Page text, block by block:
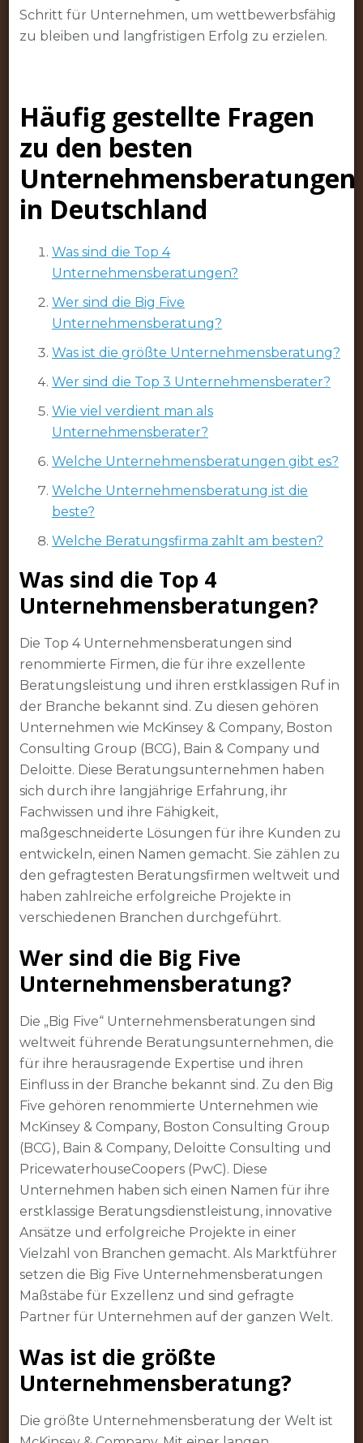
Schritt für Unternehmen, um wettbewerbsfähig
zu bleiben und langfristigen Erfolg zu erzielen.
Häufig gestellte Fragen
zu den besten
Unternehmensberatungen
in Deutschland
Was sind die Top 4
Unternehmensberatungen?
Wer sind die Big Five
Unternehmensberatung?
Was ist die größte Unternehmensberatung?
Wer sind die Top 3 Unternehmensberater?
Wie viel verdient man als
Unternehmensberater?
Welche Unternehmensberatungen gibt es?
Welche Unternehmensberatung ist die
beste?
Welche Beratungsfirma zahlt am besten?
Was sind die Top 4
Unternehmensberatungen?
Die Top 4 Unternehmensberatungen sind
renommierte Firmen, die für ihre exzellente
Beratungsleistung und ihren erstklassigen Ruf in
der Branche bekannt sind. Zu diesen gehören
Unternehmen wie McKinsey & Company, Boston
Consulting Group (BCG), Bain & Company und
Deloitte. Diese Beratungsunternehmen haben
sich durch ihre langjährige Erfahrung, ihr
Fachwissen und ihre Fähigkeit,
maßgeschneiderte Lösungen für ihre Kunden zu
entwickeln, einen Namen gemacht. Sie zählen zu
den gefragtesten Beratungsfirmen weltweit und
haben zahlreiche erfolgreiche Projekte in
verschiedenen Branchen durchgeführt.
Wer sind die Big Five
Unternehmensberatung?
Die „Big Five“ Unternehmensberatungen sind
weltweit führende Beratungsunternehmen, die
für ihre herausragende Expertise und ihren
Einfluss in der Branche bekannt sind. Zu den Big
Five gehören renommierte Unternehmen wie
McKinsey & Company, Boston Consulting Group
(BCG), Bain & Company, Deloitte Consulting und
PricewaterhouseCoopers (PwC). Diese
Unternehmen haben sich einen Namen für ihre
erstklassige Beratungsdienstleistung, innovative
Ansätze und erfolgreiche Projekte in einer
Vielzahl von Branchen gemacht. Als Marktführer
setzen die Big Five Unternehmensberatungen
Maßstäbe für Exzellenz und sind gefragte
Partner für Unternehmen auf der ganzen Welt.
Was ist die größte
Unternehmensberatung?
Die größte Unternehmensberatung der Welt ist